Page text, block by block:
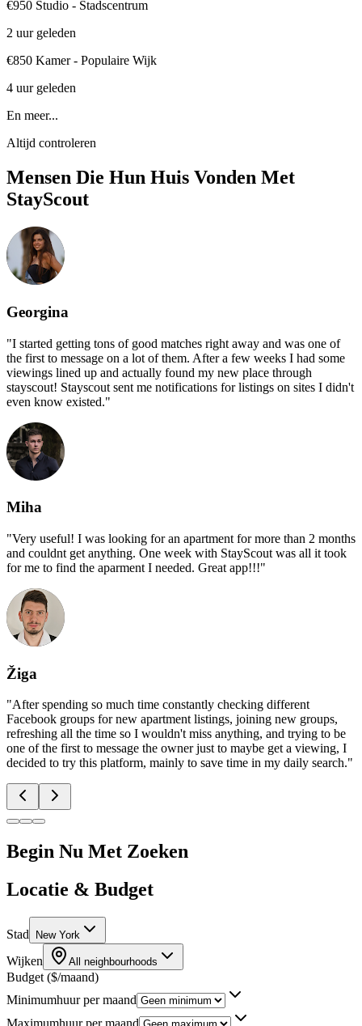
€950 Studio - Stadscentrum
2 uur geleden
€850 Kamer - Populaire Wijk
4 uur geleden
En meer...
Altijd controleren
Mensen Die Hun Huis Vonden Met
StayScout
Georgina
"I started getting tons of good matches right away and was one of
the first to message on a lot of them. After a few weeks I had some
viewings lined up and actually found my new place through
stayscout! Stayscout sent me notifications for listings on sites I didn't
even know existed."
Miha
"Very useful! I was looking for an apartment for more than 2 months
and couldnt get anything. One week with StayScout was all it took
for me to find the aparment I needed. Great app!!!"
Žiga
"After spending so much time constantly checking different
Facebook groups for new apartment listings, joining new groups,
refreshing all the time so I wouldn't miss anything, and trying to be
one of the first to message the owner just to maybe get a viewing, I
decided to try this platform, mainly to save time in my daily search."
Begin Nu Met Zoeken
Locatie & Budget
Stad New York
Wijken All neighbourhoods
Budget ($/maand)
Minimumhuur per maand